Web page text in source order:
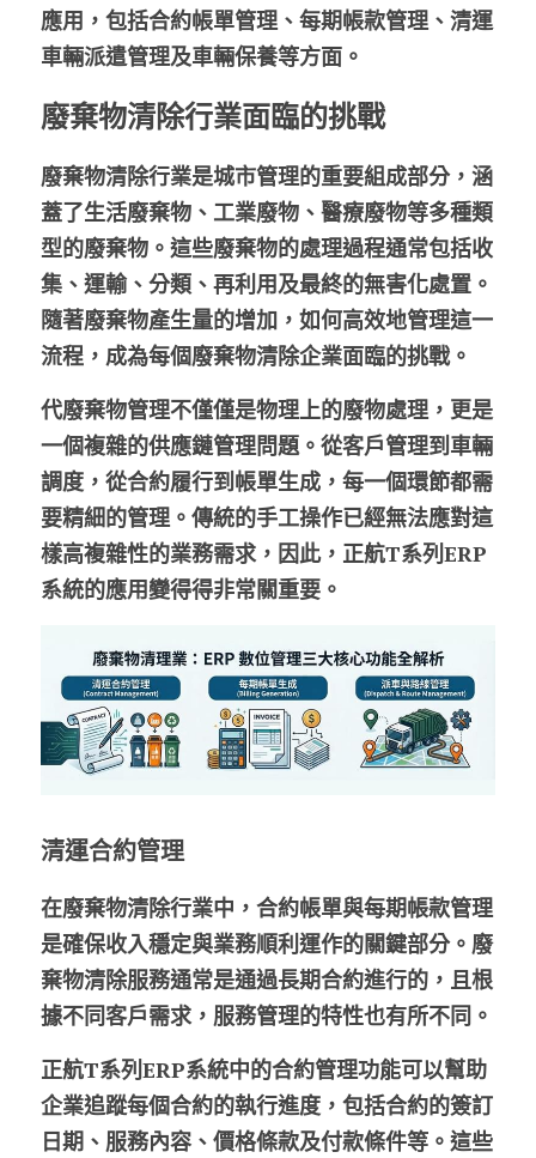
應用，包括合約帳單管理、每期帳款管理、清運
車輛派遣管理及車輛保養等方面。
廢棄物清除行業面臨的挑戰
廢棄物清除行業是城市管理的重要組成部分，涵
蓋了生活廢棄物、工業廢物、醫療廢物等多種類
型的廢棄物。這些廢棄物的處理過程通常包括收
集、運輸、分類、再利用及最終的無害化處置。
隨著廢棄物產生量的增加，如何高效地管理這一
流程，成為每個廢棄物清除企業面臨的挑戰。
代廢棄物管理不僅僅是物理上的廢物處理，更是
一個複雜的供應鏈管理問題。從客戶管理到車輛
調度，從合約履行到帳單生成，每一個環節都需
要精細的管理。傳統的手工操作已經無法應對這
樣高複雜性的業務需求，因此，正航T系列ERP
系統的應用變得得非常關重要。
清運合約管理
在廢棄物清除行業中，合約帳單與每期帳款管理
是確保收入穩定與業務順利運作的關鍵部分。廢
棄物清除服務通常是通過長期合約進行的，且根
據不同客戶需求，服務管理的特性也有所不同。
正航T系列ERP系統中的合約管理功能可以幫助
企業追蹤每個合約的執行進度，包括合約的簽訂
日期、服務內容、價格條款及付款條件等。這些